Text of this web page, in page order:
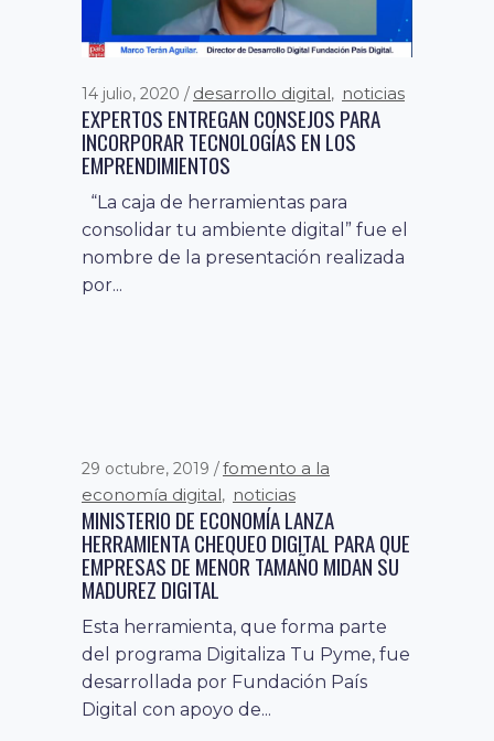
14 julio, 2020 desarrollo digital, noticias
EXPERTOS ENTREGAN CONSEJOS PARA
INCORPORAR TECNOLOGÍAS EN LOS
EMPRENDIMIENTOS
“La caja de herramientas para
consolidar tu ambiente digital” fue el
nombre de la presentación realizada
por...
29 octubre, 2019
fomento a la
economía digital, noticias
MINISTERIO DE ECONOMÍA LANZA
HERRAMIENTA CHEQUEO DIGITAL PARA QUE
EMPRESAS DE MENOR TAMAÑO MIDAN SU
MADUREZ DIGITAL
Esta herramienta, que forma parte
del programa Digitaliza Tu Pyme, fue
desarrollada por Fundación País
Digital con apoyo de...